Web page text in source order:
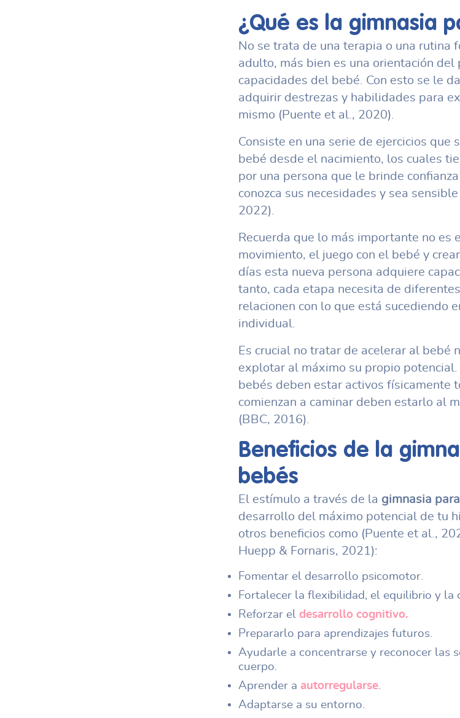
¿Qué es la gimnasia
No se trata de una terapia o una rutina
adulto, más bien es una orientación del
capacidades del bebé. Con esto se le
adquirir destrezas y habilidades para
mismo (Puente et al., 2020).
Consiste en una serie de ejercicios que
bebé desde el nacimiento, los cuales
por una persona que le brinde
conozca sus necesidades y sea
2022).
Recuerda que lo más importante no es
movimiento, el juego con el bebé y
días esta nueva persona adquiere
tanto, cada etapa necesita de
relacionen con lo que está sucediendo
individual.
Es crucial no tratar de acelerar al bebé
explotar al máximo su propio potencial.
bebés deben estar activos físicamente
comienzan a caminar deben estarlo al
(BBC, 2016).
Beneficios de la
bebés
El estímulo a través de la gimnasia
desarrollo del máximo potencial de tu
otros beneficios como (Puente et al.,
Huepp & Fornaris, 2021):
Fomentar el desarrollo psicomotor.
Fortalecer la flexibilidad, el equilibrio y la
Reforzar el desarrollo cognitivo.
Prepararlo para aprendizajes futuros.
Ayudarle a concentrarse y reconocer las
cuerpo.
Aprender a autorregularse.
Adaptarse a su entorno.